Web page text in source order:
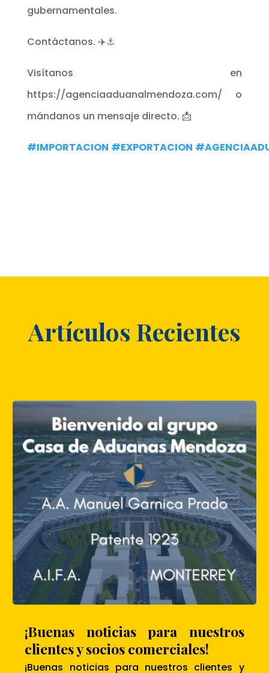
gubernamentales.
Contáctanos. ✈️⚓
Visítanos en
https://agenciaaduanalmendoza.com/ o
mándanos un mensaje directo. 📩
#IMPORTACION #EXPORTACION
Artículos Recientes
¡Buenas noticias para nuestros
clientes y socios comerciales!
¡Buenas noticias para nuestros clientes y